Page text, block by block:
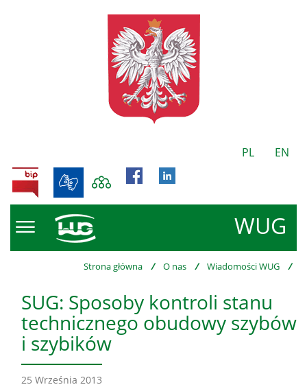
PL EN
WUG
BIP
Strona główna / O nas / Wiadomości WUG /
SUG: Sposoby kontroli stanu
technicznego obudowy szybów
i szybików
25 Września 2013